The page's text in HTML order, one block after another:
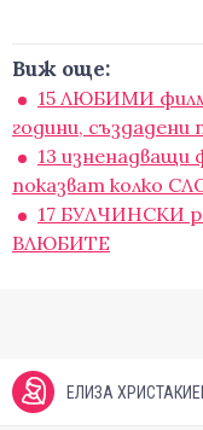
Виж още:
15 ЛЮБИМИ
години,
13
показват колко
17 БУЛЧИНСКИ
ВЛЮБИТЕ
ЕЛИЗА